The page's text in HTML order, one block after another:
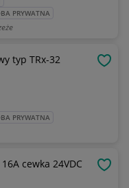
PRYWATNA
typ TRx-32
PRYWATNA
cewka 24VDC